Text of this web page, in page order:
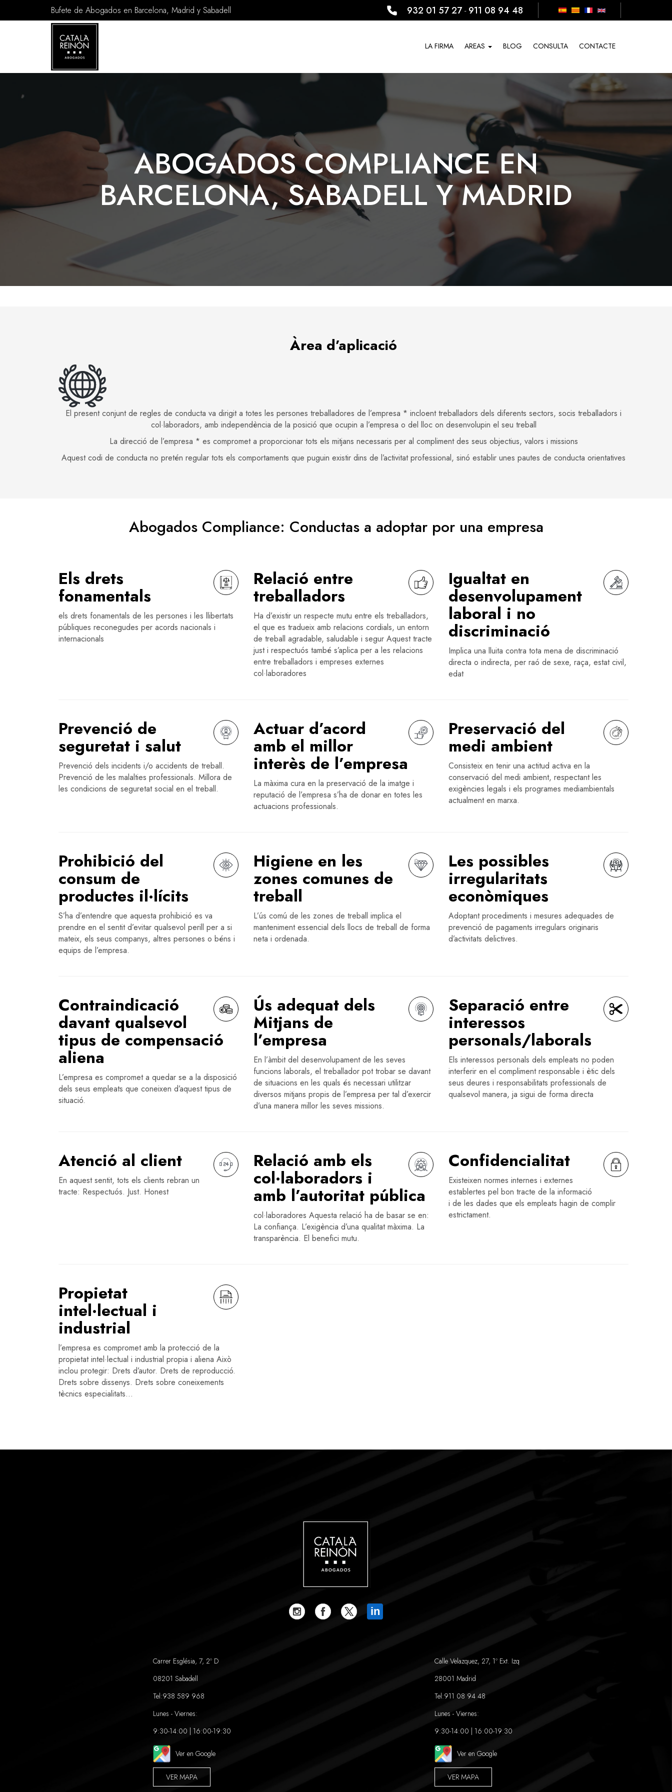
Bufete de Abogados en Barcelona, Madrid y Sabadell 932 01 57 27- 911 08 94 48
LA FIRMA AREAS BLOG CONSULTA CONTACTE
ABOGADOS COMPLIANCE EN
BARCELONA, SABADELL Y MADRID
Àrea d’aplicació
El present conjunt de regles de conducta va dirigit a totes les persones treballadores de l’empresa * incloent treballadors dels diferents sectors, socis treballadors i
col·laboradors, amb independència de la posició que ocupin a l’empresa o del lloc on desenvolupin el seu treball
La direcció de l’empresa * es compromet a proporcionar tots els mitjans necessaris per al compliment des seus objectius, valors i missions
Aquest codi de conducta no pretén regular tots els comportaments que puguin existir dins de l’activitat professional, sinó establir unes pautes de conducta orientatives
Abogados Compliance: Conductas a adoptar por una empresa
Els drets
fonamentals
els drets fonamentals de les persones i les llibertats
públiques reconegudes per acords nacionals i
internacionals
Relació entre
treballadors
Ha d’existir un respecte mutu entre els treballadors,
el que es tradueix amb relacions cordials, un entorn
de treball agradable, saludable i segur Aquest tracte
just i respectuós també s’aplica per a les relacions
entre treballadors i empreses externes
col·laboradores
Igualtat en
desenvolupament
laboral i no
discriminació
Implica una lluita contra tota mena de discriminació
directa o indirecta, per raó de sexe, raça, estat civil,
edat
Prevenció de
seguretat i salut
Prevenció dels incidents i/o accidents de treball.
Prevenció de les malalties professionals. Millora de
les condicions de seguretat social en el treball.
Actuar d’acord
amb el millor
interès de l’empresa
La màxima cura en la preservació de la imatge i
reputació de l’empresa s’ha de donar en totes les
actuacions professionals.
Preservació del
medi ambient
Consisteix en tenir una actitud activa en la
conservació del medi ambient, respectant les
exigències legals i els programes mediambientals
actualment en marxa.
Prohibició del
consum de
productes il·lícits
S’ha d’entendre que aquesta prohibició es va
prendre en el sentit d’evitar qualsevol perill per a si
mateix, els seus companys, altres persones o béns i
equips de l’empresa.
Higiene en les
zones comunes de
treball
L’ús comú de les zones de treball implica el
manteniment essencial dels llocs de treball de forma
neta i ordenada.
Les possibles
irregularitats
econòmiques
Adoptant procediments i mesures adequades de
prevenció de pagaments irregulars originaris
d’activitats delictives.
Contraindicació
davant qualsevol
tipus de compensació
aliena
L’empresa es compromet a quedar se a la disposició
dels seus empleats que coneixen d’aquest tipus de
situació.
Ús adequat dels
Mitjans de
l’empresa
En l’àmbit del desenvolupament de les seves
funcions laborals, el treballador pot trobar se davant
de situacions en les quals és necessari utilitzar
diversos mitjans propis de l’empresa per tal d’exercir
d’una manera millor les seves missions.
Separació entre
interessos
personals/laborals
Els interessos personals dels empleats no poden
interferir en el compliment responsable i ètic dels
seus deures i responsabilitats professionals de
qualsevol manera, ja sigui de forma directa
Atenció al client
En aquest sentit, tots els clients rebran un
tracte: Respectuós. Just. Honest
Relació amb els
col·laboradors i
amb l’autoritat pública
col·laboradores Aquesta relació ha de basar se en:
La confiança. L’exigència d’una qualitat màxima. La
transparència. El benefici mutu.
Confidencialitat
Existeixen normes internes i externes
establertes pel bon tracte de la informació
i de les dades que els empleats hagin de complir
estrictament.
Propietat
intel·lectual i
industrial
l’empresa es compromet amb la protecció de la
propietat intel·lectual i industrial propia i aliena Això
inclou protegir: Drets d’autor. Drets de reproducció.
Drets sobre dissenys. Drets sobre coneixements
tècnics especialitats...
in
Carrer Església, 7, 2º D
08201 Sabadell
Tel:938 589 968
Lunes - Viernes:
9:30-14:00 | 16:00-19:30
Ver en Google
VER MAPA
Calle Velazquez, 27, 1º Ext. Izq
28001 Madrid
Tel:911 08 94 48
Lunes - Viernes:
9:30-14:00 | 16:00-19:30
Ver en Google
VER MAPA